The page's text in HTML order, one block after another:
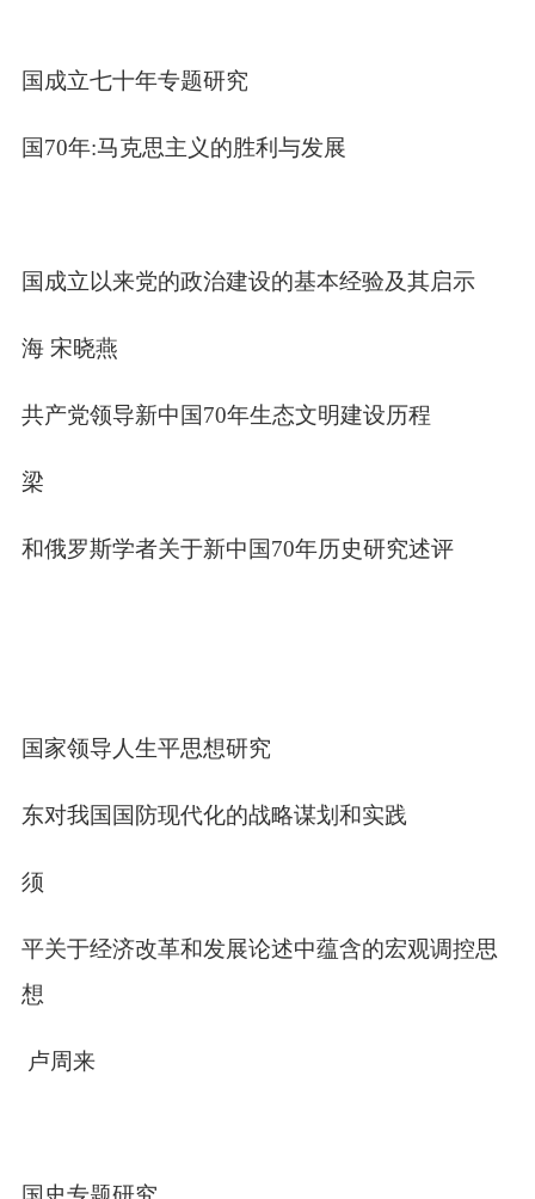
国成立七十年专题研究
国70年:马克思主义的胜利与发展
国成立以来党的政治建设的基本经验及其启示
海 宋晓燕
共产党领导新中国70年生态文明建设历程
梁
和俄罗斯学者关于新中国70年历史研究述评
国家领导人生平思想研究
东对我国国防现代化的战略谋划和实践
须
平关于经济改革和发展论述中蕴含的宏观调控思
想
卢周来